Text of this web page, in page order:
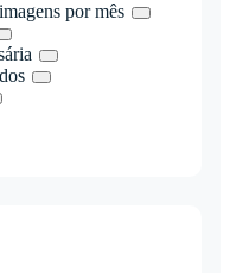
por mês